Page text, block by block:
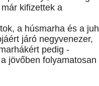
kifizettek a
a húsmarha és a juh
járó negyvenezer,
pedig -
jövőben folyamatosan